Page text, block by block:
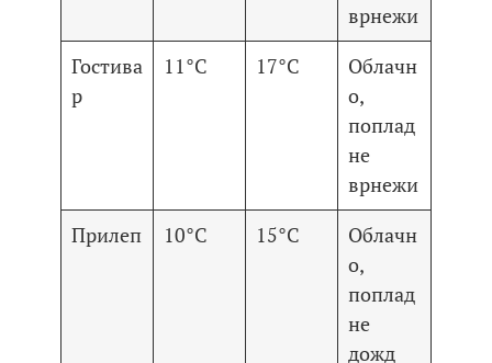
врнежи
Гостива
р
11°C 17°C
Облачн
о,
поплад
не
врнежи
Прилеп
10°C 15°C
Облачн
о,
поплад
не
дожд